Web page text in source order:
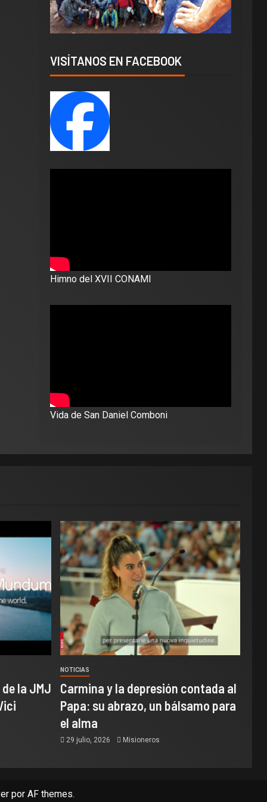
VISÍTANOS EN FACEBOOK
Himno del XVII CONAMI
Vida de San Daniel Comboni
la JMJ
NOTICIAS
Carmina y la depresión contada al
Papa: su abrazo, un bálsamo para
el alma
29 julio, 2026 Misioneros
por AF themes.